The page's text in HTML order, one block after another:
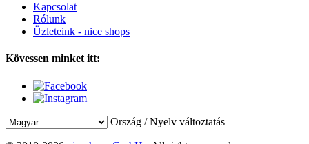
Kapcsolat
Rólunk
Üzleteink - nice shops
Kövessen minket itt:
Ország / Nyelv változtatás